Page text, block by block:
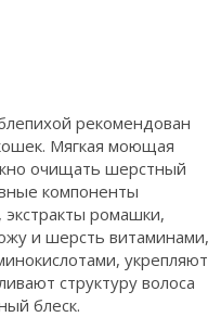
рекомендован
Мягкая моющая
очищать шерстный
компоненты
ромашки,
и шерсть витаминами,
укрепляют
структуру волоса
блеск.